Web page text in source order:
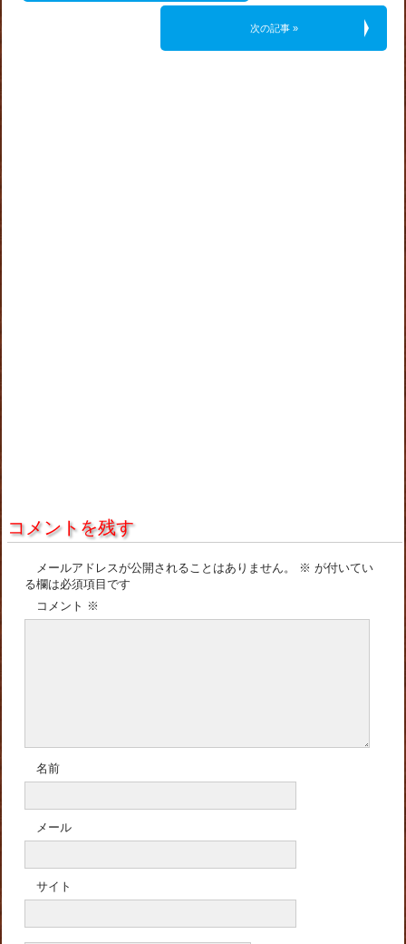
次の記事 »
コメントを残す
メールアドレスが公開されることはありません。 ※ が付いてい
る欄は必須項目です
コメント ※
名前
メール
サイト